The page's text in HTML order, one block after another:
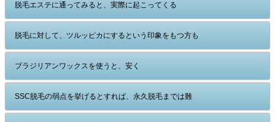
脱毛エステに通ってみると、実際に起こってくる
脱毛に対して、ツルッピカにするという印象をもつ方も
ブラジリアンワックスを使うと、安く
SSC脱毛の弱点を挙げるとすれば、永久脱毛までは難